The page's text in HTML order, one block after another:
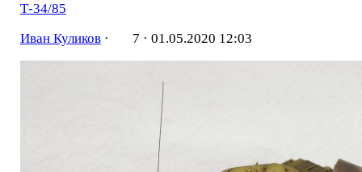
Т-34/85
Иван Куликов· 7 · 01.05.2020 12:03